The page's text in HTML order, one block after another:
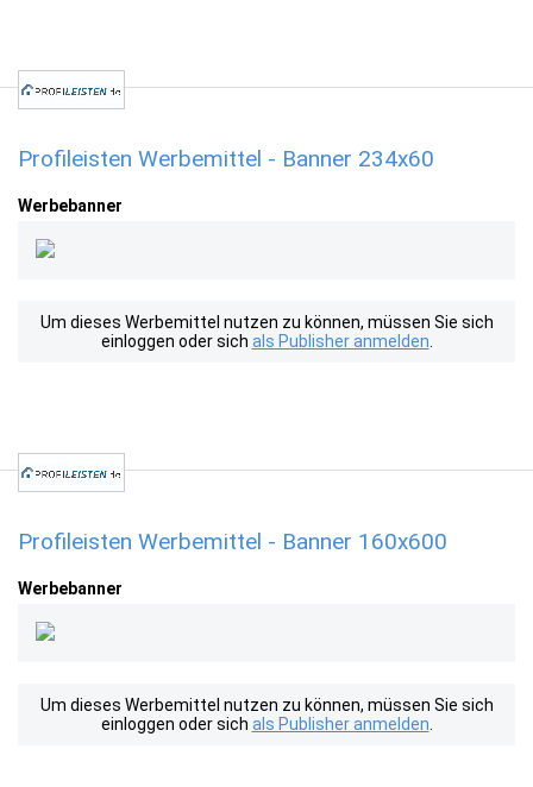
Profileisten Werbemittel - Banner 234x60
Werbebanner
Um dieses Werbemittel nutzen zu können, müssen Sie sich
einloggen oder sich als Publisher anmelden
Profileisten Werbemittel - Banner 160x600
Werbebanner
Um dieses Werbemittel nutzen zu können, müssen Sie sich
einloggen oder sich als Publisher anmelden